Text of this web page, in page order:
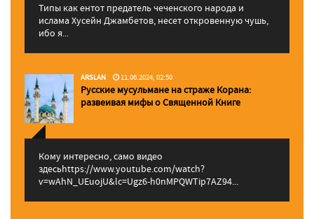
Типы как ентот предатель чеченского народа и
ислама Хусейн Джамбетов, несет откровенную чушь,
ибо я...
ARSLAN 11.06.2024, 02:50
Русские мусульмане на страже Корана:
pазвеивая мифы о Священной Книге
Кому интересно, само видео
здесьhttps://www.youtube.com/watch?
v=wAhN_UEuojU&lc=Ugz6-h0nMPQWTip7AZ94...